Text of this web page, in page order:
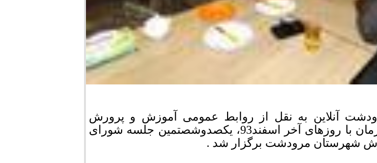
آنلاین به نقل از روابط عمومی آموزش و پرورش
مرودشت، همزمان با روزهای آخر اسفند93، یکصدوشصتمین جلسه شورای
شهرستان مرودشت برگزار شد .